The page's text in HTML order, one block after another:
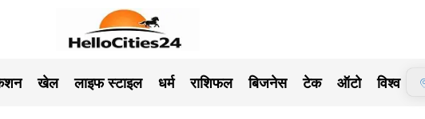
खेल लाइफ स्टाइल धर्म राशिफल बिजनेस टेक ऑटो विश्व